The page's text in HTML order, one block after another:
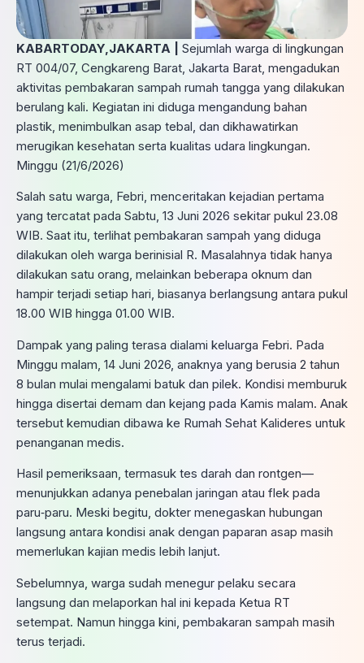
KABARTODAY,JAKARTA |
Sejumlah warga di lingkungan
RT 004/07, Cengkareng Barat, Jakarta Barat, mengadukan
aktivitas pembakaran sampah rumah tangga yang dilakukan
berulang kali. Kegiatan ini diduga mengandung bahan
plastik, menimbulkan asap tebal, dan dikhawatirkan
merugikan kesehatan serta kualitas udara lingkungan.
Minggu (21/6/2026)
Salah satu warga, Febri, menceritakan kejadian pertama
yang tercatat pada Sabtu, 13 Juni 2026 sekitar pukul 23.08
WIB. Saat itu, terlihat pembakaran sampah yang diduga
dilakukan oleh warga berinisial R. Masalahnya tidak hanya
dilakukan satu orang, melainkan beberapa oknum dan
hampir terjadi setiap hari, biasanya berlangsung antara pukul
18.00 WIB hingga 01.00 WIB.
Dampak yang paling terasa dialami keluarga Febri. Pada
Minggu malam, 14 Juni 2026, anaknya yang berusia 2 tahun
8 bulan mulai mengalami batuk dan pilek. Kondisi memburuk
hingga disertai demam dan kejang pada Kamis malam. Anak
tersebut kemudian dibawa ke Rumah Sehat Kalideres untuk
penanganan medis.
Hasil pemeriksaan, termasuk tes darah dan rontgen—
menunjukkan adanya penebalan jaringan atau flek pada
paru‑paru. Meski begitu, dokter menegaskan hubungan
langsung antara kondisi anak dengan paparan asap masih
memerlukan kajian medis lebih lanjut.
Sebelumnya, warga sudah menegur pelaku secara
langsung dan melaporkan hal ini kepada Ketua RT
setempat. Namun hingga kini, pembakaran sampah masih
terus terjadi.